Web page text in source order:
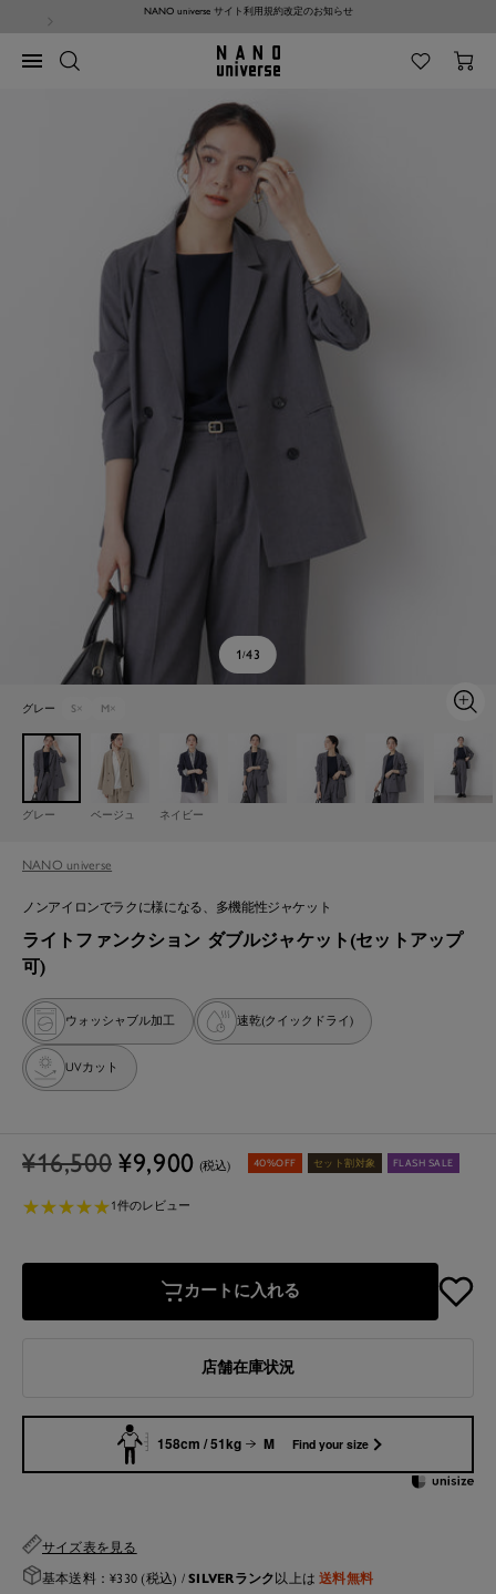
NANO universe サイト利用規約改定のお知らせ
ナ
NANO
universe
1/43
グレー S× M×
ズ
ム
イ
ン
グレー
ベージュ ネイビー
NANO universe
ノンアイロンでラクに様になる、多機能性ジャケット
ライトファンクション ダブルジャケット(セットアップ
可)
ウォッシャブル加工 速乾(クイックドライ)
UVカット
通
価
¥16,500 セ
ル
格
¥9,900 (税込) 40%OFF セット割対象 FLASH SALE
★★★★★
★★★★★1件のレビュー
カートに入れる
店舗在庫状況
158cm / 51kg M Find your size
サイズ表を見る
基本送料：¥330 (税込) /SILVERランク 以上は送料無料